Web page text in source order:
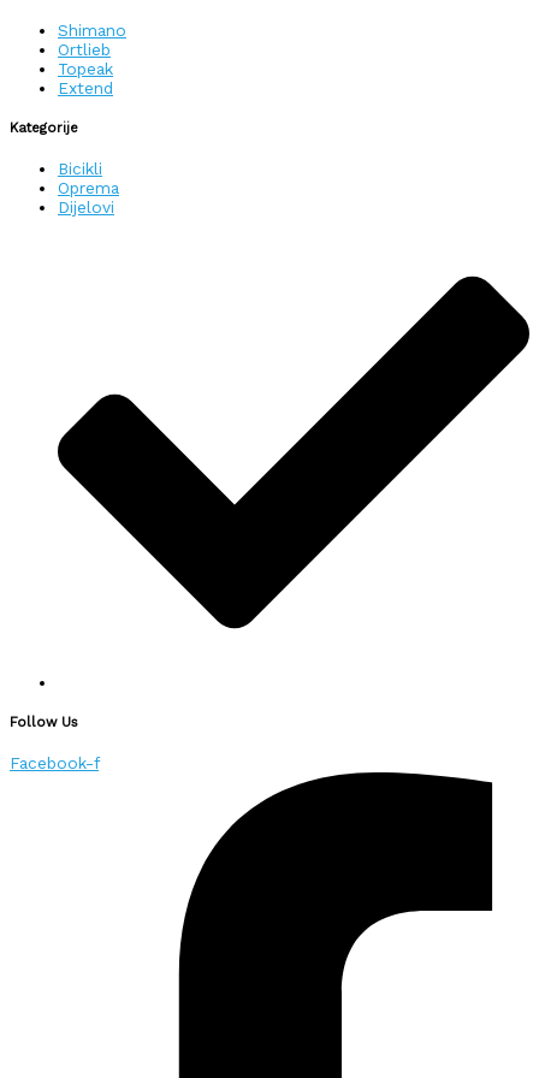
Shimano
Ortlieb
Topeak
Extend
Kategorije
Bicikli
Oprema
Dijelovi
Follow Us
Facebook-f